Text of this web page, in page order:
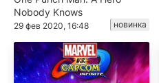
Nobody Knows
29 фев 2020, 16:48 новинка